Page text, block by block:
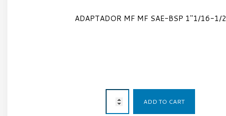
ADAPTADOR MF MF SAE-BSP 1″1/16-1/2
ADD TO CART